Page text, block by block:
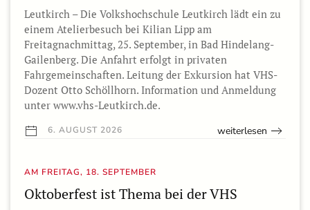
Leutkirch – Die Volkshochschule Leutkirch lädt ein zu
einem Atelierbesuch bei Kilian Lipp am
Freitagnachmittag, 25. September, in Bad Hindelang-
Gailenberg. Die Anfahrt erfolgt in privaten
Fahrgemeinschaften. Leitung der Exkursion hat VHS-
Dozent Otto Schöllhorn. Information und Anmeldung
unter www.vhs-Leutkirch.de.
6. AUGUST 2026 weiterlesen
AM FREITAG, 18. SEPTEMBER
Oktoberfest ist Thema bei der VHS